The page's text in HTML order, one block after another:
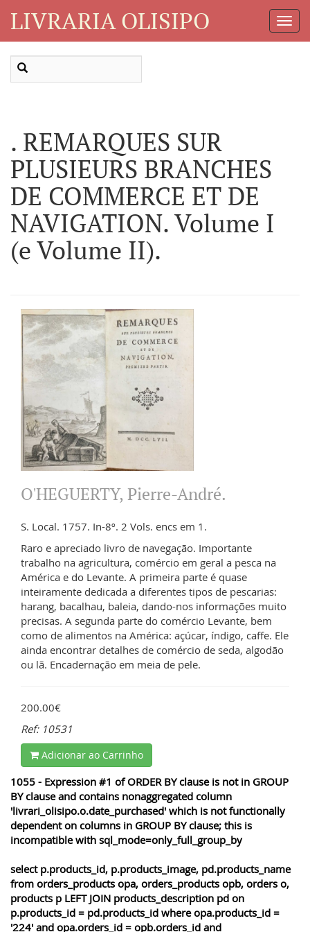
LIVRARIA OLISIPO
. REMARQUES SUR
PLUSIEURS BRANCHES
DE COMMERCE ET DE
NAVIGATION. Volume I
(e Volume II).
O'HEGUERTY, Pierre-André.
S. Local. 1757. In-8º. 2 Vols. encs em 1.
Raro e apreciado livro de navegação. Importante
trabalho na agricultura, comércio em geral a pesca na
América e do Levante. A primeira parte é quase
inteiramente dedicada a diferentes tipos de pescarias:
harang, bacalhau, baleia, dando-nos informações muito
precisas. A segunda parte do comércio Levante, bem
como de alimentos na América: açúcar, índigo, caffe. Ele
ainda encontrar detalhes de comércio de seda, algodão
ou lã. Encadernação em meia de pele.
200.00€
Ref: 10531
Adicionar ao Carrinho
1055 - Expression #1 of ORDER BY clause is not in GROUP
BY clause and contains nonaggregated column
'livrari_olisipo.o.date_purchased' which is not functionally
dependent on columns in GROUP BY clause; this is
incompatible with sql_mode=only_full_group_by
select p.products_id, p.products_image, pd.products_name
from orders_products opa, orders_products opb, orders o,
products p LEFT JOIN products_description pd on
p.products_id = pd.products_id where opa.products_id =
'224' and opa.orders_id = opb.orders_id and